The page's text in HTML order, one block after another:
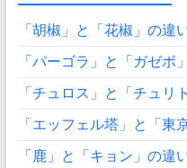
「胡椒」と「花椒」の違
「パーゴラ」と「ガゼボ
「チュロス」と「チュリ
「エッフェル塔」と「東
「鹿」と「キョン」の違